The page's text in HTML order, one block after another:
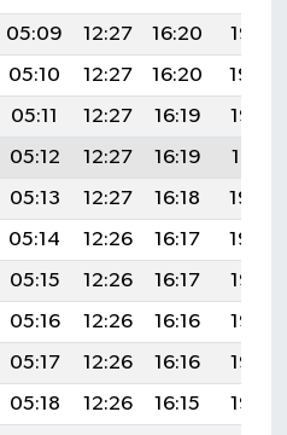
05:09 12:27 16:20
19:35
05:10 12:27 16:20
19:34
05:11 12:27 16:19
19:33
05:12 12:27 16:19
19:31
05:13 12:27 16:18
19:30
05:14 12:26 16:17
19:29
05:15 12:26 16:17
19:27
05:16 12:26 16:16
19:26
05:17 12:26 16:16
19:25
05:18 12:26 16:15
19:23